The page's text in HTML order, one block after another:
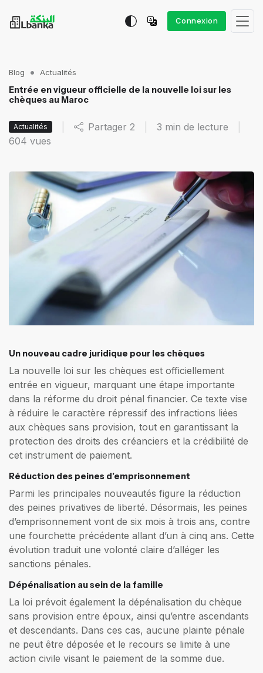
Connexion
Blog Actualités
Entrée en vigueur officielle de la nouvelle loi sur les
chèques au Maroc
Actualités Partager 2 3 min de lecture
604 vues
Un nouveau cadre juridique pour les chèques
La nouvelle loi sur les chèques est officiellement
entrée en vigueur, marquant une étape importante
dans la réforme du droit pénal financier. Ce texte vise
à réduire le caractère répressif des infractions liées
aux chèques sans provision, tout en garantissant la
protection des droits des créanciers et la crédibilité de
cet instrument de paiement.
Réduction des peines d’emprisonnement
Parmi les principales nouveautés figure la réduction
des peines privatives de liberté. Désormais, les peines
d’emprisonnement vont de six mois à trois ans, contre
une fourchette précédente allant d’un à cinq ans. Cette
évolution traduit une volonté claire d’alléger les
sanctions pénales.
Dépénalisation au sein de la famille
La loi prévoit également la dépénalisation du chèque
sans provision entre époux, ainsi qu’entre ascendants
et descendants. Dans ces cas, aucune plainte pénale
ne peut être déposée et le recours se limite à une
action civile visant le paiement de la somme due.